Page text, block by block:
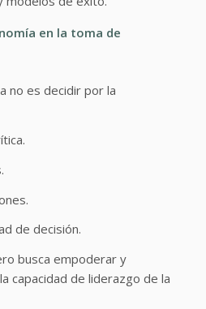
en la toma de
no es decidir por la
de decisión.
busca empoderar y
capacidad de liderazgo de la